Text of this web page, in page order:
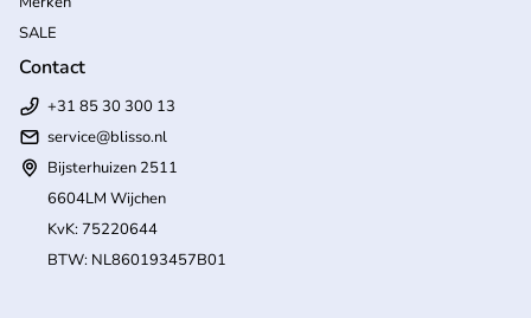
SALE
Contact
+31 85 30 300 13
service@blisso.nl
Bijsterhuizen 2511
6604LM Wijchen
KvK: 75220644
BTW: NL860193457B01